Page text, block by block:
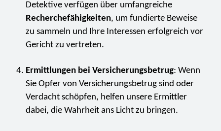
Detektive verfügen über umfangreiche
Recherchefähigkeiten, um fundierte Beweise
zu sammeln und Ihre Interessen erfolgreich vor
Gericht zu vertreten.
Ermittlungen bei Versicherungsbetrug: Wenn
Sie Opfer von Versicherungsbetrug sind oder
Verdacht schöpfen, helfen unsere Ermittler
dabei, die Wahrheit ans Licht zu bringen.